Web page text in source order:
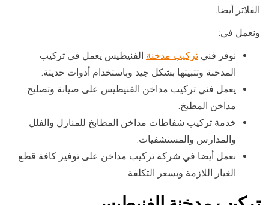
الفلاتر أيضا.
ونعمل في:
نوفر فني تركيب مدخنة الفنيطيس يعمل في تركيب
المدخنة وتثبيتها بشكل جيد وباستخدام أدوات حديثة.
يعمل فني تركيب مداخن الفنيطيس على صيانة وتصليح
مداخن المطبخ.
خدمة تركيب شفاطات مداخن المطابخ للمنازل والفلل
والمدارس والمستشفيات.
نعمل أيضا في شركة تركيب مداخن على توفير كافة قطع
الغيار اللازمة وبسعر التكلفة.